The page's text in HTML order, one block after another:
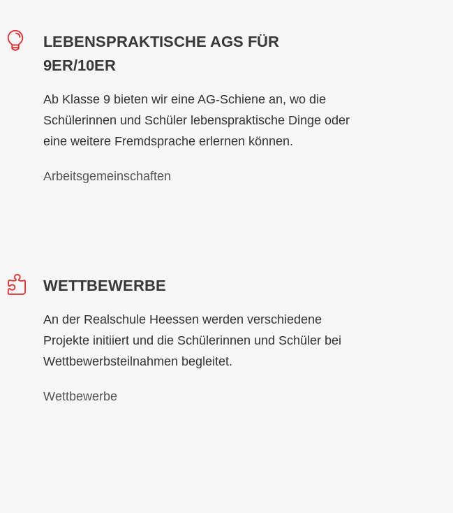
LEBENSPRAKTISCHE AGS FÜR
9ER/10ER
Ab Klasse 9 bieten wir eine AG-Schiene an, wo die
Schülerinnen und Schüler lebenspraktische Dinge oder
eine weitere Fremdsprache erlernen können.
Arbeitsgemeinschaften
WETTBEWERBE
An der Realschule Heessen werden verschiedene
Projekte initiiert und die Schülerinnen und Schüler bei
Wettbewerbsteilnahmen begleitet.
Wettbewerbe